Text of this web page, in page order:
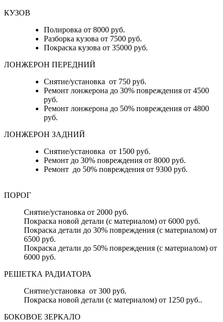
КУЗОВ
Полировка от 8000 руб.
Разборка кузова от 7500 руб.
Покраска кузова от 35000 руб.
ЛОНЖЕРОН ПЕРЕДНИЙ
Снятие/установка от 750 руб.
Ремонт лонжерона до 30% повреждения от 4500
руб.
Ремонт лонжерона до 50% повреждения от 4800
руб.
ЛОНЖЕРОН ЗАДНИЙ
Снятие/установка от 1500 руб.
Ремонт до 30% повреждения от 8000 руб.
Ремонт до 50% повреждения от 9300 руб.
ПОРОГ
Снятие/установка от 2000 руб.
Покраска новой детали (с материалом) от 6000 руб.
Покраска детали до 30% повреждения (с материалом) от
6500 руб.
Покраска детали до 50% повреждения (с материалом) от
6000 руб.
РЕШЕТКА РАДИАТОРА
Снятие/установка от 300 руб.
Покраска новой детали (с материалом) от 1250 руб..
БОКОВОЕ ЗЕРКАЛО